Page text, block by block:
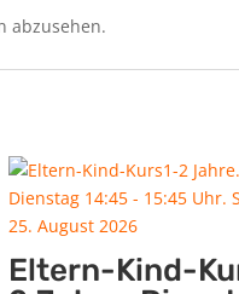
abzusehen.
Eltern-Kind-